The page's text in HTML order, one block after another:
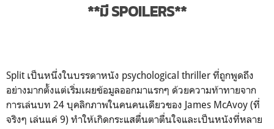
**มี SPOILERS**
Split เป็นหนึ่งในบรรดาหนัง psychological thriller ที่ถูกพูดถึง
อย่างมากตั้งแต่เริ่มเผยข้อมูลออกมาแรกๆ ด้วยความท้าทายจาก
การเล่นบท 24 บุคลิกภาพในคนคนเดียวของ James McAvoy (ที่
จริงๆ เล่นแค่ 9) ทำให้เกิดกระแสตื่นตาตื่นใจและเป็นหนังที่หลาย